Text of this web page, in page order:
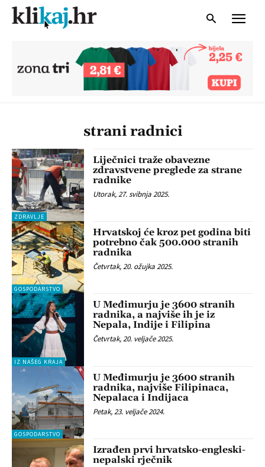
strani radnici
ZDRAVLJE
Liječnici traže obavezne
zdravstvene preglede za strane
radnike
Utorak, 27. svibnja 2025.
GOSPODARSTVO
Hrvatskoj će kroz pet godina biti
potrebno čak 500.000 stranih
radnika
Četvrtak, 20. ožujka 2025.
IZ NAŠEG KRAJA
U Međimurju je 3600 stranih
radnika, a najviše ih je iz
Nepala, Indije i Filipina
Četvrtak, 20. veljače 2025.
GOSPODARSTVO
U Međimurju je 3600 stranih
radnika, najviše Filipinaca,
Nepalaca i Indijaca
Petak, 23. veljače 2024.
Izrađen prvi hrvatsko-engleski-
nepalski rječnik